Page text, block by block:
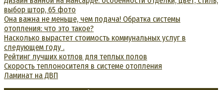
выбор штор, 65 фото
Она важна не меньше, чем подача! Обратка системы
отопления: что это такое?
Насколько вырастет стоимость коммунальных услуг в
следующем году .
Рейтинг лучших котлов для теплых полов
Скорость теплоносителя в системе отопления
Ламинат на ДВП